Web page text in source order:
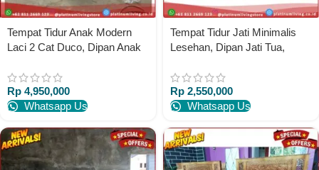
Tempat Tidur Anak Modern
Laci 2 Cat Duco, Dipan Anak
Platinumliving Furniture
Indonesia
Rp 4,950,000
Whatsapp Us
Tempat Tidur Jati Minimalis
Lesehan, Dipan Jati Tua,
Platinumliving Furniture
Indonesia
Rp 2,550,000
Whatsapp Us